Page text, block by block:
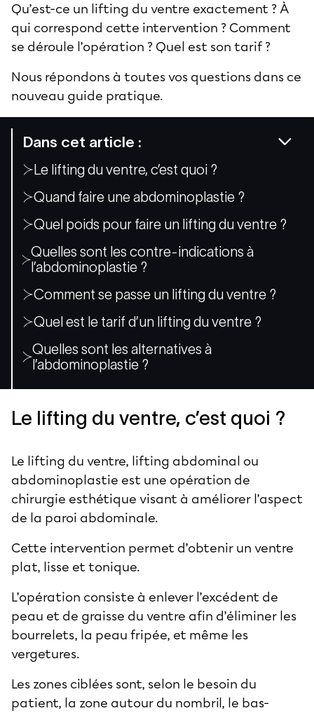
Dans cet article :
Le lifting du ventre, c’est quoi ?
Quand faire une abdominoplastie ?
Quel poids pour faire un lifting du ventre ?
Quelles sont les contre-indications à
l’abdominoplastie ?
Comment se passe un lifting du ventre ?
Quel est le tarif d’un lifting du ventre ?
Quelles sont les alternatives à
l’abdominoplastie ?
Qu’est-ce un lifting du ventre exactement ? À
qui correspond cette intervention ? Comment
se déroule l’opération ? Quel est son tarif ?
Nous répondons à toutes vos questions dans ce
nouveau guide pratique.
Le lifting du ventre, c’est quoi ?
Le lifting du ventre, lifting abdominal ou
abdominoplastie est une opération de
chirurgie esthétique visant à améliorer l’aspect
de la paroi abdominale.
Cette intervention permet d’obtenir un ventre
plat, lisse et tonique.
L’opération consiste à enlever l’excédent de
peau et de graisse du ventre afin d’éliminer les
bourrelets, la peau fripée, et même les
vergetures.
Les zones ciblées sont, selon le besoin du
patient, la zone autour du nombril, le bas-